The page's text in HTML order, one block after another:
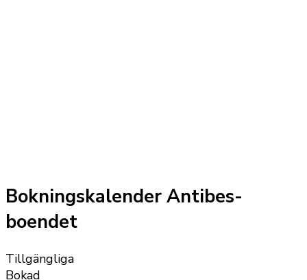
Bokningskalender Antibes-
boendet
Tillgängliga
Bokad